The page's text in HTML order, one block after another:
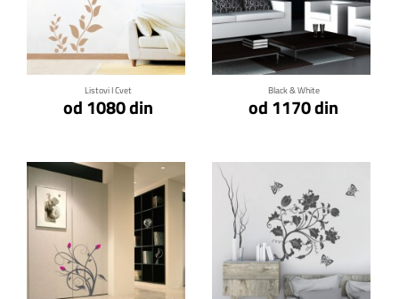
Listovi I Cvet
od 1080 din
Klikni za detalje
Black & White
od 1170 din
Klikni za detalje
Klikni za detalje Klikni za detalje